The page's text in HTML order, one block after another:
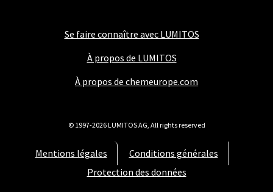
Se faire connaître avec LUMITOS
À propos de LUMITOS
À propos de chemeurope.com
Mentions légales
Conditions générales
Protection des données
© 1997-2026 LUMITOS AG, All rights reserved